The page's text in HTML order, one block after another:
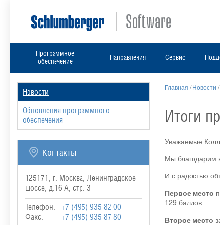
Программное
обеспечение
Направления Сервис
Новости
Обновления программного
обеспечения
Контакты
125171, г. Москва, Ленинградское
шоссе, д.16 А, стр. 3
Телефон:
+7 (495) 935 82 00
Факс:
+7 (495) 935 87 80
Главная /Новости /
Итоги
Уважаемые
Мы благодарим
И с радостью
Первое место
129 баллов
Второе место